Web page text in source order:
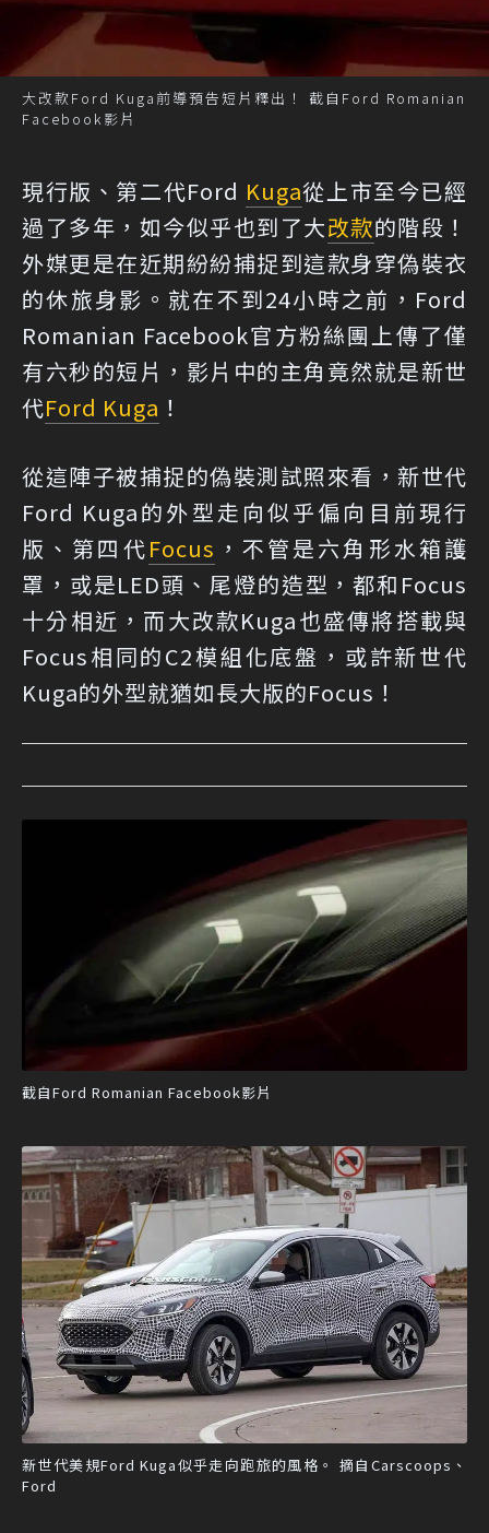
大改款Ford Kuga前導預告短片釋出！ 截自Ford Romanian
Facebook影片
現行版、第二代Ford Kuga從上市至今已經
過了多年，如今似乎也到了大改款的階段！
外媒更是在近期紛紛捕捉到這款身穿偽裝衣
的休旅身影。就在不到24小時之前，Ford
Romanian Facebook官方粉絲團上傳了僅
有六秒的短片，影片中的主角竟然就是新世
代Ford Kuga ！
從這陣子被捕捉的偽裝測試照來看，新世代
Ford Kuga的外型走向似乎偏向目前現行
版、第四代Focus ，不管是六角形水箱護
罩，或是LED頭、尾燈的造型，都和Focus
十分相近，而大改款Kuga也盛傳將搭載與
Focus相同的C2模組化底盤，或許新世代
Kuga的外型就猶如長大版的Focus！
截自Ford Romanian Facebook影片
新世代美規Ford Kuga似乎走向跑旅的風格。 摘自Carscoops、
Ford